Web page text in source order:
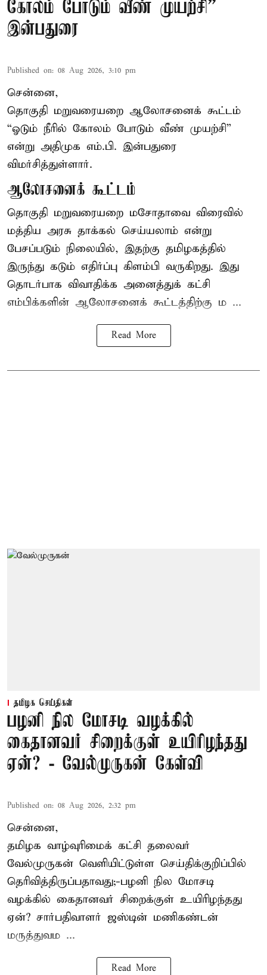
கோலம் போடும் வீண் முயற்சி” –
இன்பதுரை
Published on: 08 Aug 2026, 3:10 pm
சென்னை,
தொகுதி மறுவரையறை ஆலோசனைக் கூட்டம்
“ஓடும் நீரில் கோலம் போடும் வீண் முயற்சி”
என்று அதிமுக எம்.பி. இன்பதுரை
விமர்சித்துள்ளார்.
ஆலோசனைக் கூட்டம்
தொகுதி மறுவரையறை மசோதாவை விரைவில்
மத்திய அரசு தாக்கல் செய்யலாம் என்று
பேசப்படும் நிலையில், இதற்கு தமிழகத்தில்
இருந்து கடும் எதிர்ப்பு கிளம்பி வருகிறது. இது
தொடர்பாக விவாதிக்க அனைத்துக் கட்சி
எம்பிக்களின் ஆலோசனைக் கூட்டத்திற்கு ம ...
Read More
தமிழக செய்திகள்
பழனி நில மோசடி வழக்கில்
கைதானவர் சிறைக்குள் உயிரிழந்தது
ஏன்? - வேல்முருகன் கேள்வி
Published on: 08 Aug 2026, 2:32 pm
சென்னை,
தமிழக வாழ்வுரிமைக் கட்சி தலைவர்
வேல்முருகன் வெளியிட்டுள்ள செய்திக்குறிப்பில்
தெரிவித்திருப்பதாவது;-பழனி நில மோசடி
வழக்கில் கைதானவர் சிறைக்குள் உயிரிழந்தது
ஏன்? சார்பதிவாளர் ஜஸ்டின் மணிகண்டன்
மருத்துவம ...
Read More